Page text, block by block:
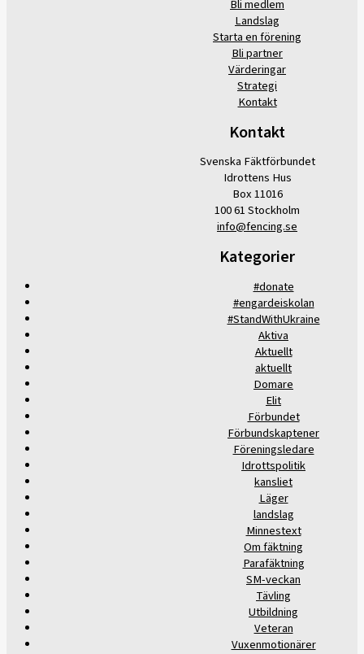
Bli medlem
Landslag
Starta en förening
Bli partner
Värderingar
Strategi
Kontakt
Kontakt
Svenska Fäktförbundet
Idrottens Hus
Box 11016
100 61 Stockholm
info@fencing.se
Kategorier
#donate
#engardeiskolan
#StandWithUkraine
Aktiva
Aktuellt
aktuellt
Domare
Elit
Förbundet
Förbundskaptener
Föreningsledare
Idrottspolitik
kansliet
Läger
landslag
Minnestext
Om fäktning
Parafäktning
SM-veckan
Tävling
Utbildning
Veteran
Vuxenmotionärer